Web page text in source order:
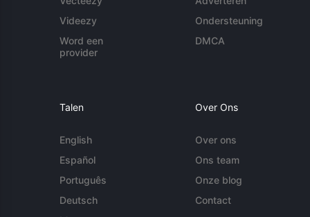
Videezy
Word een
provider
Ondersteuning
DMCA
Talen
English
Español
Português
Deutsch
Over Ons
Over ons
Ons team
Onze blog
Contact